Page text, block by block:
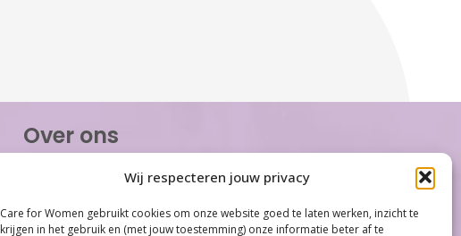
Wij respecteren jouw privacy
Care for Women gebruikt cookies om onze website goed te laten werken, inzicht te
krijgen in het gebruik en (met jouw toestemming) onze informatie beter af te
Over ons
Care for Women is de eerste organisatie die zich
inzet op het gebied van hormonale problemen bij
vrouwen. Met ruim 100 locaties behoort Care for
Women tot één van de grootste organisaties op